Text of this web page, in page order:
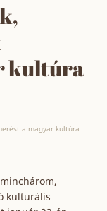
kultúra
a magyar kultúra
kulturális